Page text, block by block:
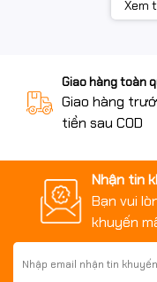
✅ Sản phẩm chính
✅ Bản quyền hợp
✅ Hỗ trợ cài đặt –
✅ Xuất hóa đơn đầy
Liên hệ ngay:
báo giá tốt nhất
---
Xem
Giao hàng toàn
Giao hàng
tiền sau COD
Nhận tin
Bạn vui
khuyến